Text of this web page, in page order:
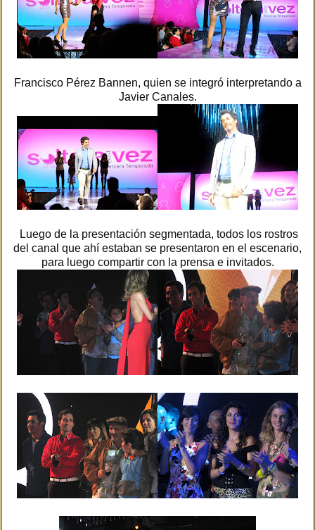
Francisco Pérez Bannen, quien se integró interpretando a
Javier Canales.
Luego de la presentación segmentada, todos los rostros
del canal que ahí estaban se presentaron en el escenario,
para luego compartir con la prensa e invitados.